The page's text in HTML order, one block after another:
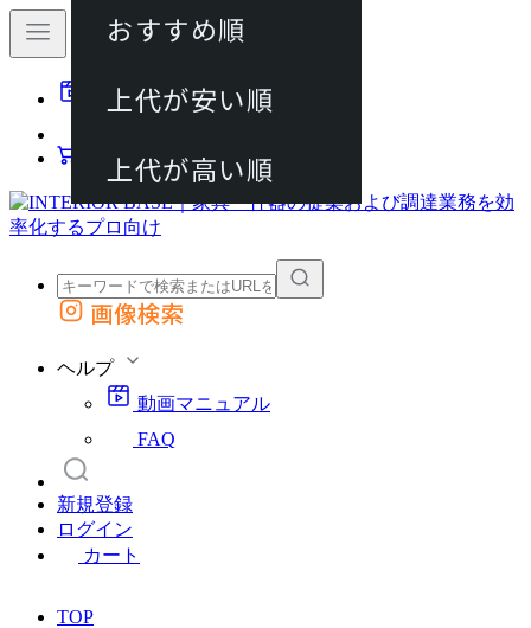
動画マニュアル
カート
外部サイトの商品をカートに追加
画像検索
ヘルプ
動画マニュアル
FAQ
新規登録
ログイン
カート
TOP
おすすめ順
上代が安い順
上代が高い順